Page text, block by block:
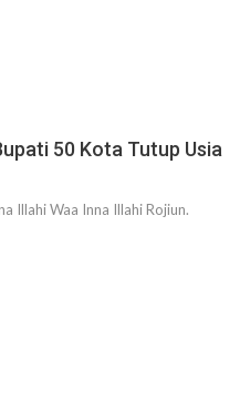
50 Kota Tutup Usia
Illahi Waa Inna Illahi Rojiun.